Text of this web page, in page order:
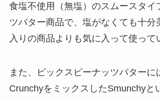
食塩不使用（無塩）のスムースタイ
ツバター商品で、塩がなくても十分
入りの商品よりも気に入って使って
また、ピックスピーナッツバターに
CrunchyをミックスしたSmunchyと